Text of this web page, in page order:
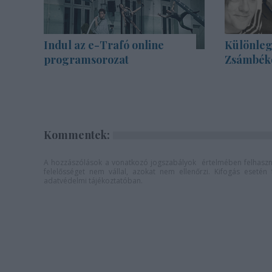
Indul az e-Trafó online
programsorozat
Kommentek: